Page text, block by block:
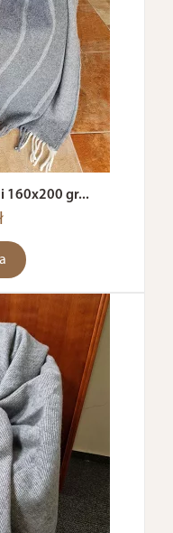
160x200 gr...